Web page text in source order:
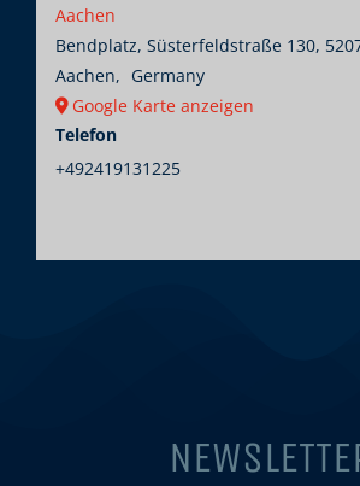
Aachen
Bendplatz, Süsterfeldstraße 130,
Aachen, Germany
Google Karte anzeigen
Telefon
+492419131225